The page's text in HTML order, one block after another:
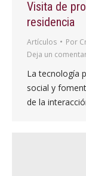
Visita de
residencia
Artículos Por
Deja un
La tecnología
social y
de la